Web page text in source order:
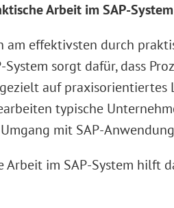
Arbeit im SAP-
am effektivsten durch
System sorgt dafür, dass
auf praxisorientiertes
typische
mit SAP-
Arbeit im SAP-System hilft